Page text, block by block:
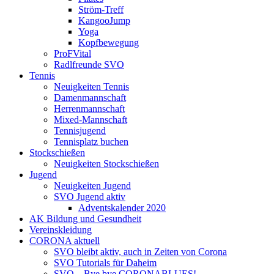
Ström-Treff
KangooJump
Yoga
Kopfbewegung
ProFVital
Radlfreunde SVO
Tennis
Neuigkeiten Tennis
Damenmannschaft
Herrenmannschaft
Mixed-Mannschaft
Tennisjugend
Tennisplatz buchen
Stockschießen
Neuigkeiten Stockschießen
Jugend
Neuigkeiten Jugend
SVO Jugend aktiv
Adventskalender 2020
AK Bildung und Gesundheit
Vereinskleidung
CORONA aktuell
SVO bleibt aktiv, auch in Zeiten von Corona
SVO Tutorials für Daheim